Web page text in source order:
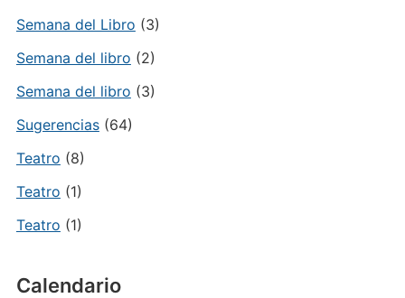
Semana del Libro (3)
Semana del libro (2)
Semana del libro (3)
Sugerencias(64)
Teatro (8)
Teatro (1)
Teatro (1)
Calendario